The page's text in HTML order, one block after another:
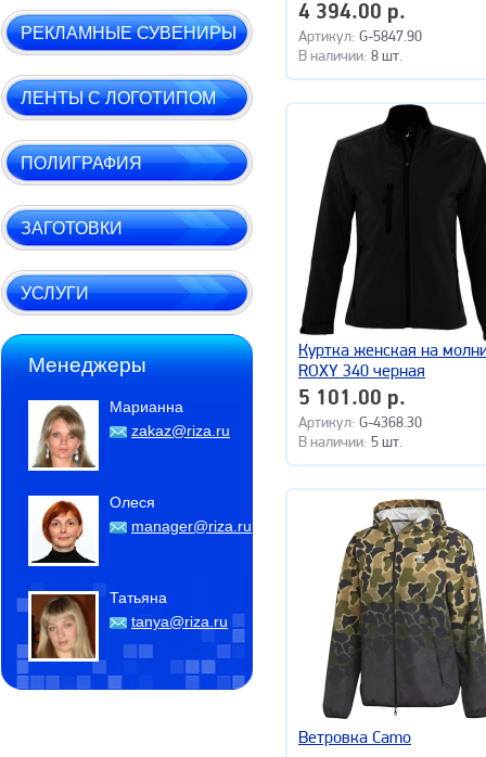
РЕКЛАМНЫЕ СУВЕНИРЫ
ЛЕНТЫ С ЛОГОТИПОМ
ПОЛИГРАФИЯ
ЗАГОТОВКИ
УСЛУГИ
Менеджеры
Марианна
zakaz@riza.ru
Олеся
manager@riza.ru
Татьяна
tanya@riza.ru
4 394.00 р.
Артикул: G-5847.90
В наличии: 8 шт.
Куртка женская на
ROXY 340 черная
5 101.00 р.
Артикул: G-4368.30
В наличии: 5 шт.
Ветровка Camo